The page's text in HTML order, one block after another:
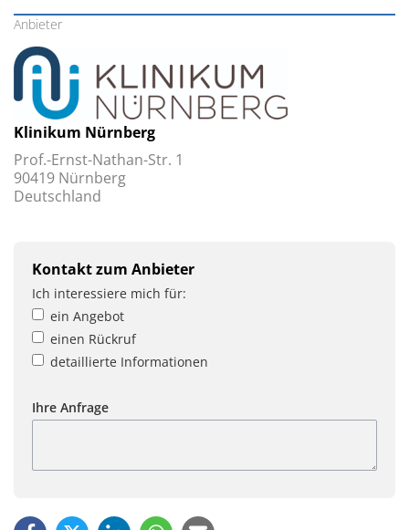
Anbieter
Klinikum Nürnberg
Prof.-Ernst-Nathan-Str. 1
90419 Nürnberg
Deutschland
Kontakt zum Anbieter
Ich interessiere mich für:
ein Angebot
einen Rückruf
detaillierte Informationen
Ihre Anfrage